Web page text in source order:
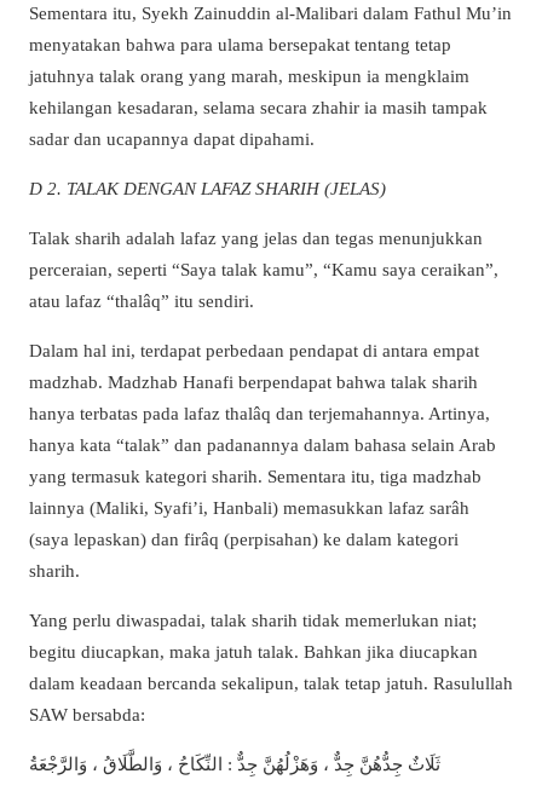
Sementara itu, Syekh Zainuddin al-Malibari dalam Fathul Mu’in
menyatakan bahwa para ulama bersepakat tentang tetap
jatuhnya talak orang yang marah, meskipun ia mengklaim
kehilangan kesadaran, selama secara zhahir ia masih tampak
sadar dan ucapannya dapat dipahami.
D 2. TALAK DENGAN LAFAZ SHARIH (JELAS)
Talak sharih adalah lafaz yang jelas dan tegas menunjukkan
perceraian, seperti “Saya talak kamu”, “Kamu saya ceraikan”,
atau lafaz “thalâq” itu sendiri.
Dalam hal ini, terdapat perbedaan pendapat di antara empat
madzhab. Madzhab Hanafi berpendapat bahwa talak sharih
hanya terbatas pada lafaz thalâq dan terjemahannya. Artinya,
hanya kata “talak” dan padanannya dalam bahasa selain Arab
yang termasuk kategori sharih. Sementara itu, tiga madzhab
lainnya (Maliki, Syafi’i, Hanbali) memasukkan lafaz sarâh
(saya lepaskan) dan firâq (perpisahan) ke dalam kategori
sharih.
Yang perlu diwaspadai, talak sharih tidak memerlukan niat;
begitu diucapkan, maka jatuh talak. Bahkan jika diucapkan
dalam keadaan bercanda sekalipun, talak tetap jatuh. Rasulullah
SAW bersabda:
ثَلَاثٌ جِدُّهُنَّ جِدٌّ ، وَهَزْلُهُنَّ جِدٌّ : النِّكَاحُ ، وَالطَّلَاقُ ، وَالرَّجْعَةُ